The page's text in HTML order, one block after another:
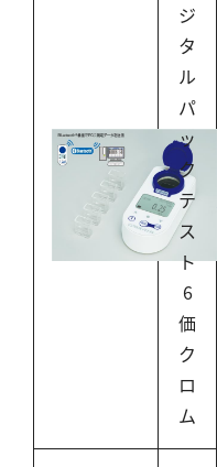
ジ
タ
ル
パ
ッ
ク
テ
ス
ト
6
価
ク
ロ
ム
溶存酸素